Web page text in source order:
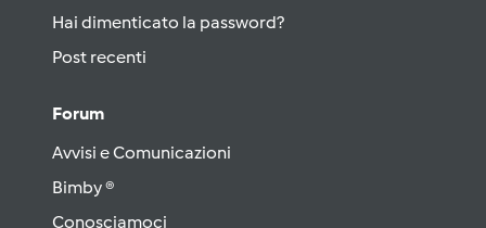
Hai dimenticato la password?
Post recenti
Forum
Avvisi e Comunicazioni
Bimby ®
Conosciamoci